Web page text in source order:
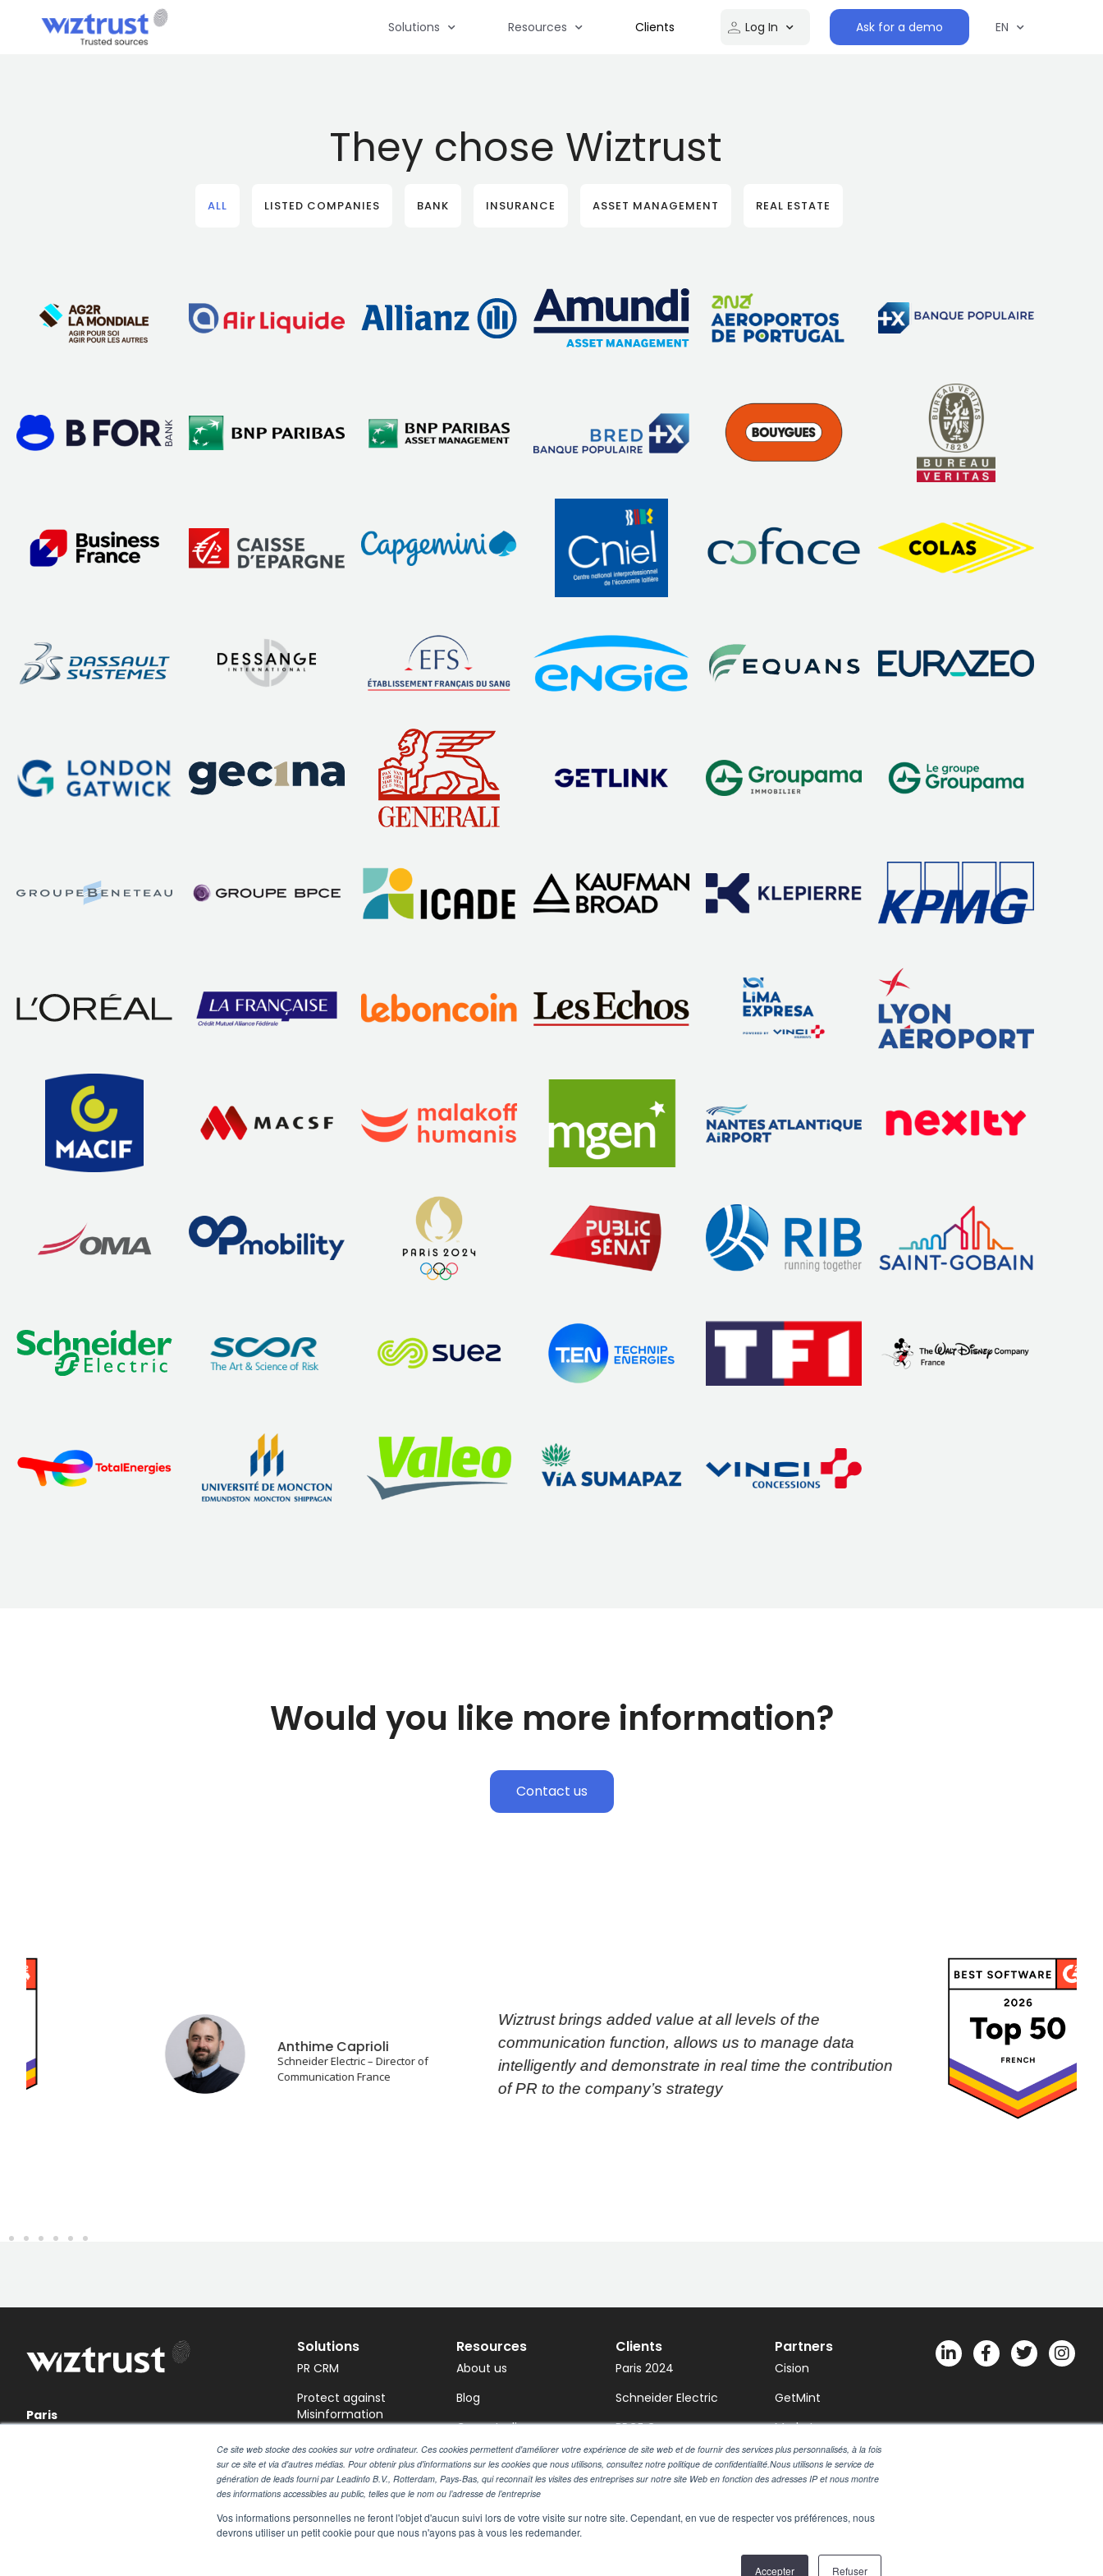
Ce site web stocke des cookies sur votre ordinateur. Ces cookies permettent d'améliorer votre expérience de site web et de fournir des services plus personnalisés, à la fois
sur ce site et via d'autres médias. Pour obtenir plus d'informations sur les cookies que nous utilisons, consultez notre politique de confidentialité.Nous utilisons le service de
génération de leads fourni par Leadinfo B.V., Rotterdam, Pays-Bas, qui reconnaît les visites des entreprises sur notre site Web en fonction des adresses IP et nous montre
des informations accessibles au public, telles que le nom ou l’adresse de l’entreprise
Vos informations personnelles ne feront l'objet d'aucun suivi lors de votre visite sur notre site. Cependant, en vue de respecter vos préférences, nous
devrons utiliser un petit cookie pour que nous n'ayons pas à vous les redemander.
Accepter Refuser
Solutions Resources Clients Log In Ask for a demo EN
They chose Wiztrust
ALL LISTED COMPANIES BANK INSURANCE ASSET MANAGEMENT REAL ESTATE
Would you like more information?
Contact us
Anthime Caprioli
Schneider Electric – Director of
Communication France
Wiztrust brings added value at all levels of the
communication function, allows us to manage data
intelligently and demonstrate in real time the contribution
of PR to the company’s strategy
Paris
Solutions
PR CRM
Protect against
Misinformation
Share Press Releases
Monitor Media Coverage
Pressrooms
Resources
About us
Blog
Case studies
Press
Webinars
White papers
Clients
Paris 2024
Schneider Electric
BPCE Group
Amundi Asset
Management
Partners
Cision
GetMint
Marketscreener
Notified
Talkwalker